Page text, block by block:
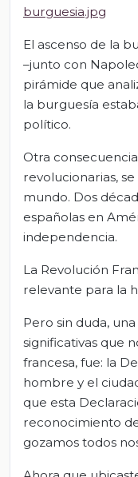
burguesia.jpg
El ascenso de la
–junto con
pirámide que
la burguesía
político.
Otra
revolucionarias,
mundo. Dos
españolas en
independencia.
La Revolución
relevante para la
Pero sin duda,
significativas que
francesa, fue: la
hombre y el
que esta
reconocimiento
gozamos todos